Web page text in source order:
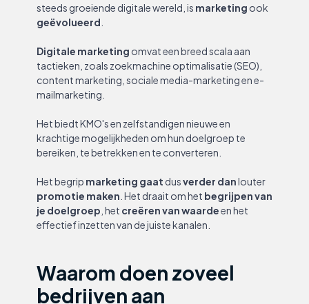
steeds groeiende digitale wereld, is marketing ook
geëvolueerd
Digitale marketing omvat een breed scala aan
tactieken, zoals zoekmachine optimalisatie (SEO),
content marketing, sociale media-marketing en e-
mailmarketing.
Het biedt KMO's en zelfstandigen nieuwe en
krachtige mogelijkheden om hun doelgroep te
bereiken, te betrekken en te converteren.
Het begrip marketing gaat dusverder danlouter
promotie maken . Het draait om het begrijpen van
je doelgroep , het creëren van waardeen het
effectief inzetten van de juiste kanalen.
Waarom doen zoveel
bedrijven aan